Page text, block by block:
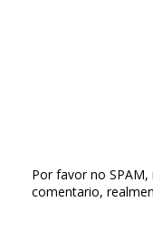
Por favor no
comentario,